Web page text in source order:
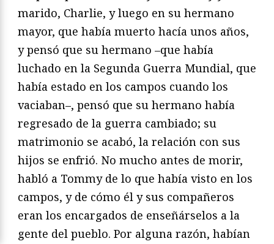
marido, Charlie, y luego en su hermano
mayor, que había muerto hacía unos años,
y pensó que su hermano –que había
luchado en la Segunda Guerra Mundial, que
había estado en los campos cuando los
vaciaban–, pensó que su hermano había
regresado de la guerra cambiado; su
matrimonio se acabó, la relación con sus
hijos se enfrió. No mucho antes de morir,
habló a Tommy de lo que había visto en los
campos, y de cómo él y sus compañeros
eran los encargados de enseñárselos a la
gente del pueblo. Por alguna razón, habían